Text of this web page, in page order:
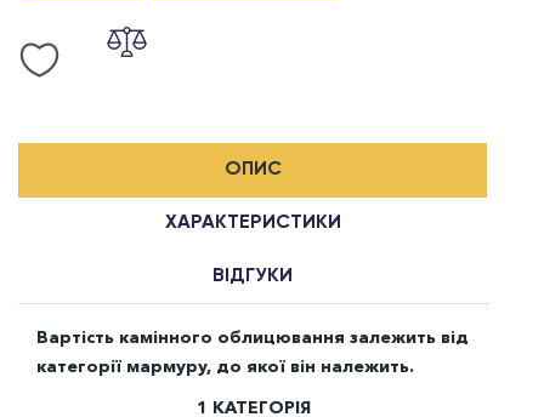
ОПИС
ХАРАКТЕРИСТИКИ
ВІДГУКИ
Вартість камінного облицювання залежить від
категорії мармуру, до якої він належить.
1 КАТЕГОРІЯ